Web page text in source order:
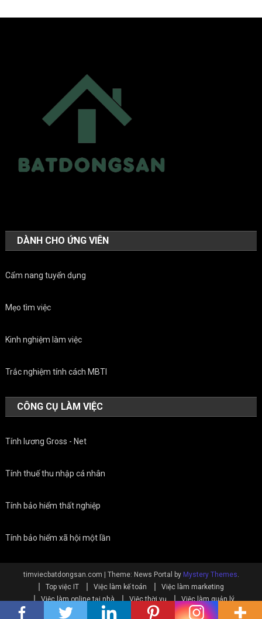
DÀNH CHO ỨNG VIÊN
Cẩm nang tuyển dụng
Mẹo tìm việc
Kinh nghiệm làm việc
Trắc nghiệm tính cách MBTI
CÔNG CỤ LÀM VIỆC
Tính lương Gross - Net
Tính thuế thu nhập cá nhân
Tính bảo hiểm thất nghiệp
Tính bảo hiểm xã hội một lần
timviecbatdongsan.com Theme: News Portal by Mystery Themes.
Top việc IT
Việc làm kế toán
Việc làm marketing
Việc làm online tại nhà
Việc thời vụ
Việc làm quản lý
Việc làm Sales